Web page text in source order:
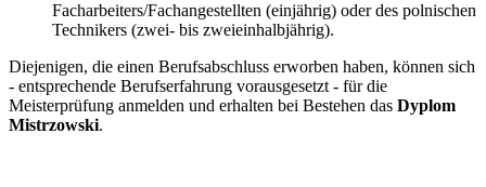
Facharbeiters/Fachangestellten (einjährig) oder des polnischen
Technikers (zwei- bis zweieinhalbjährig).
Diejenigen, die einen Berufsabschluss erworben haben, können sich
- entsprechende Berufserfahrung vorausgesetzt - für die
Meisterprüfung anmelden und erhalten bei Bestehen das Dyplom
Mistrzowski.